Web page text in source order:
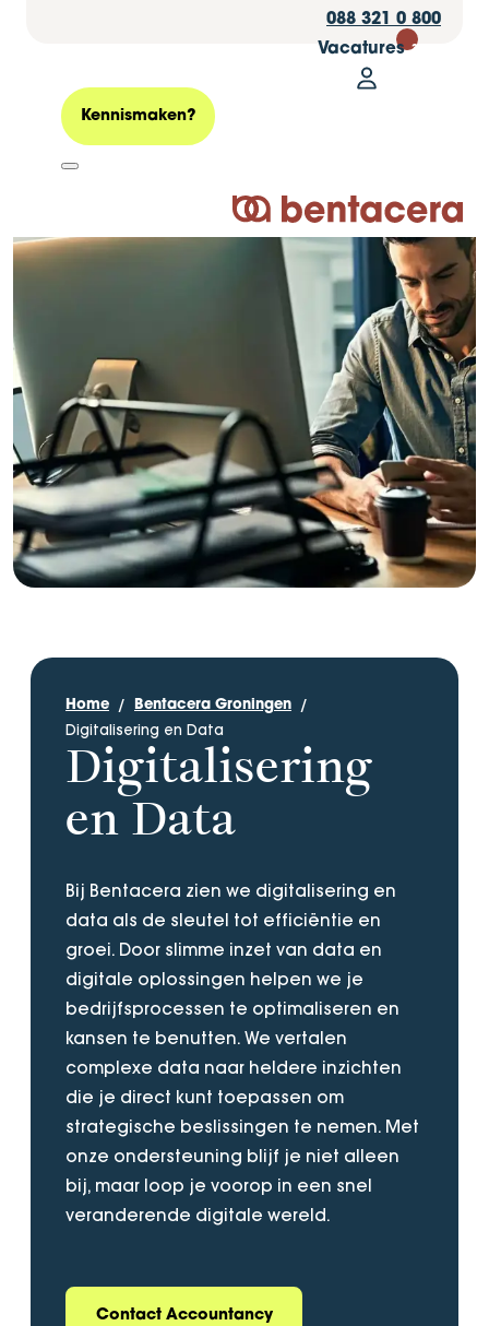
088 321 0 800
Vacatures 30
Mijn
Logo Bentacera
Kennismaken?
Home Bentacera Groningen
Digitalisering en Data
Digitalisering
en Data
Bij Bentacera zien we digitalisering en
data als de sleutel tot efficiëntie en
groei. Door slimme inzet van data en
digitale oplossingen helpen we je
bedrijfsprocessen te optimaliseren en
kansen te benutten. We vertalen
complexe data naar heldere inzichten
die je direct kunt toepassen om
strategische beslissingen te nemen. Met
onze ondersteuning blijf je niet alleen
bij, maar loop je voorop in een snel
veranderende digitale wereld.
Contact Accountancy